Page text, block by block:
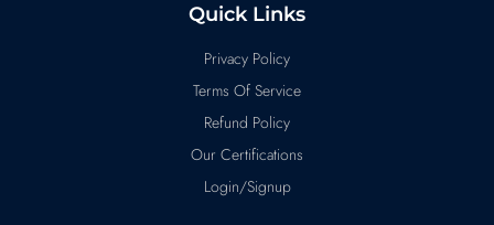
Quick Links
Privacy Policy
Terms Of Service
Refund Policy
Our Certifications
Login/Signup